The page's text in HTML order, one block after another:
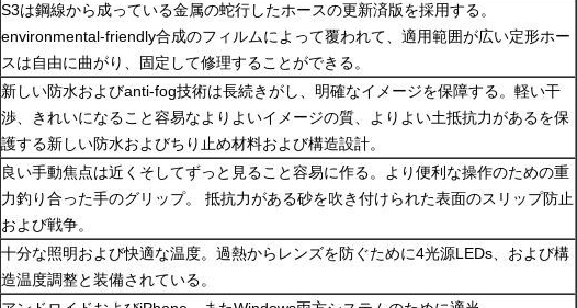
S3は鋼線から成っている金属の蛇行したホースの更新済版を採用する。
environmental-friendly合成のフィルムによって覆われて、適用範囲が広い定形ホー
スは自由に曲がり、固定して修理することができる。
新しい防水およびanti-fog技術は長続きがし、明確なイメージを保障する。軽い干
渉、きれいになること容易なよりよいイメージの質、よりよい土抵抗力があるを保
護する新しい防水およびちり止め材料および構造設計。
良い手動焦点は近くそしてずっと見ること容易に作る。より便利な操作のための重
力釣り合った手のグリップ。 抵抗力がある砂を吹き付けられた表面のスリップ防止
および戦争。
十分な照明および快適な温度。過熱からレンズを防ぐために4光源LEDs、および構
造温度調整と装備されている。